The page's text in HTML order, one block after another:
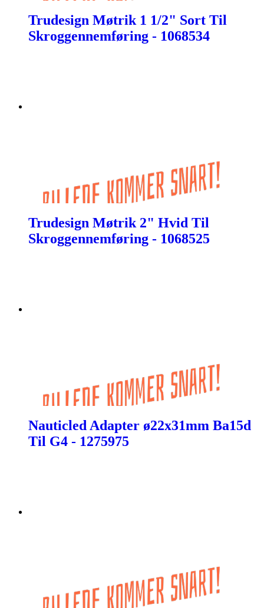
Trudesign Møtrik 1 1/2" Sort Til
Skroggennemføring - 1068534
Trudesign Møtrik 2" Hvid Til
Skroggennemføring - 1068525
Nauticled Adapter ø22x31mm Ba15d
Til G4 - 1275975